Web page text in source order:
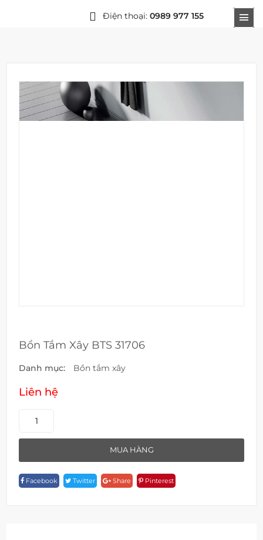
Điện thoại: 0989 977 155
Bồn Tắm Xây BTS 31706
Danh mục: Bồn tắm xây
Liên hệ
31706
Quantity
MUA HÀNG
Facebook Twitter Share Pinterest